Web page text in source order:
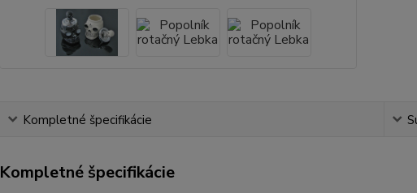
Kompletné špecifikácie
Kompletné špecifikácie